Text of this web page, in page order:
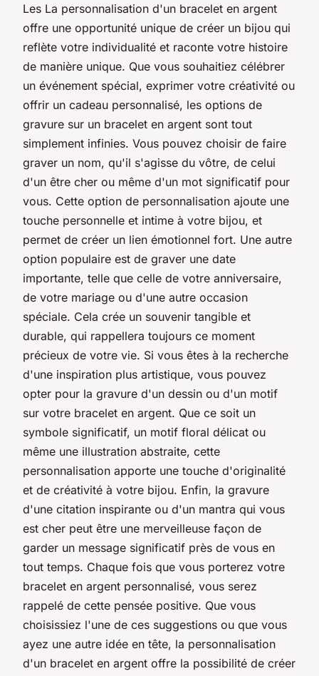
Les La personnalisation d'un bracelet en argent
offre une opportunité unique de créer un bijou qui
reflète votre individualité et raconte votre histoire
de manière unique. Que vous souhaitiez célébrer
un événement spécial, exprimer votre créativité ou
offrir un cadeau personnalisé, les options de
gravure sur un bracelet en argent sont tout
simplement infinies. Vous pouvez choisir de faire
graver un nom, qu'il s'agisse du vôtre, de celui
d'un être cher ou même d'un mot significatif pour
vous. Cette option de personnalisation ajoute une
touche personnelle et intime à votre bijou, et
permet de créer un lien émotionnel fort. Une autre
option populaire est de graver une date
importante, telle que celle de votre anniversaire,
de votre mariage ou d'une autre occasion
spéciale. Cela crée un souvenir tangible et
durable, qui rappellera toujours ce moment
précieux de votre vie. Si vous êtes à la recherche
d'une inspiration plus artistique, vous pouvez
opter pour la gravure d'un dessin ou d'un motif
sur votre bracelet en argent. Que ce soit un
symbole significatif, un motif floral délicat ou
même une illustration abstraite, cette
personnalisation apporte une touche d'originalité
et de créativité à votre bijou. Enfin, la gravure
d'une citation inspirante ou d'un mantra qui vous
est cher peut être une merveilleuse façon de
garder un message significatif près de vous en
tout temps. Chaque fois que vous porterez votre
bracelet en argent personnalisé, vous serez
rappelé de cette pensée positive. Que vous
choisissiez l'une de ces suggestions ou que vous
ayez une autre idée en tête, la personnalisation
d'un bracelet en argent offre la possibilité de créer